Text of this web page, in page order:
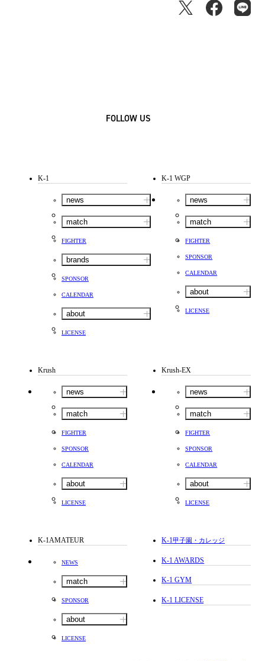
FOLLOW US
K-1
news
match
FIGHTER
brands
SPONSOR
CALENDAR
about
LICENSE
K-1 WGP
news
match
FIGHTER
SPONSOR
CALENDAR
about
LICENSE
Krush
news
match
FIGHTER
SPONSOR
CALENDAR
about
LICENSE
Krush-EX
news
match
FIGHTER
SPONSOR
CALENDAR
about
LICENSE
K-1AMATEUR
NEWS
match
SPONSOR
about
LICENSE
K-1甲子園・カレッジ
K-1 AWARDS
K-1 GYM
K-1 LICENSE